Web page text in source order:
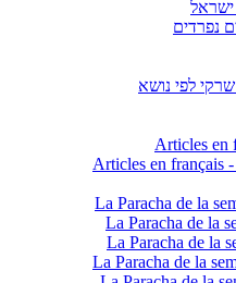
נפרדים
לפי נושא
Articles en
La Paracha de la
La Paracha de la
La Paracha de la
La Paracha de la